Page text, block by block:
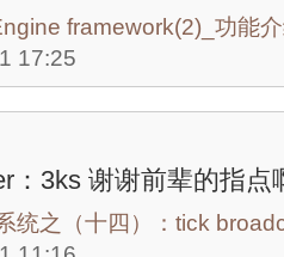
framework(2)_功能
17:25
：3ks 谢谢前辈的指点
统之（十四）：tick